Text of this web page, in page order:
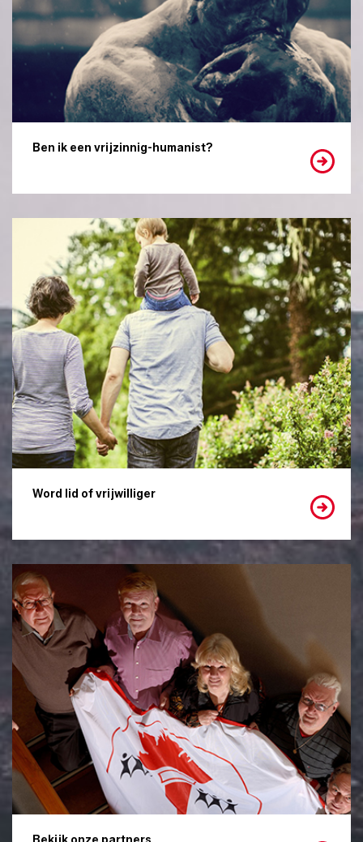
Ben ik een vrijzinnig-humanist?
Word lid of vrijwilliger